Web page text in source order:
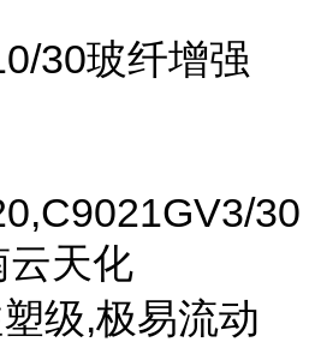
30玻纤增强
30
云天化
级,极易流动